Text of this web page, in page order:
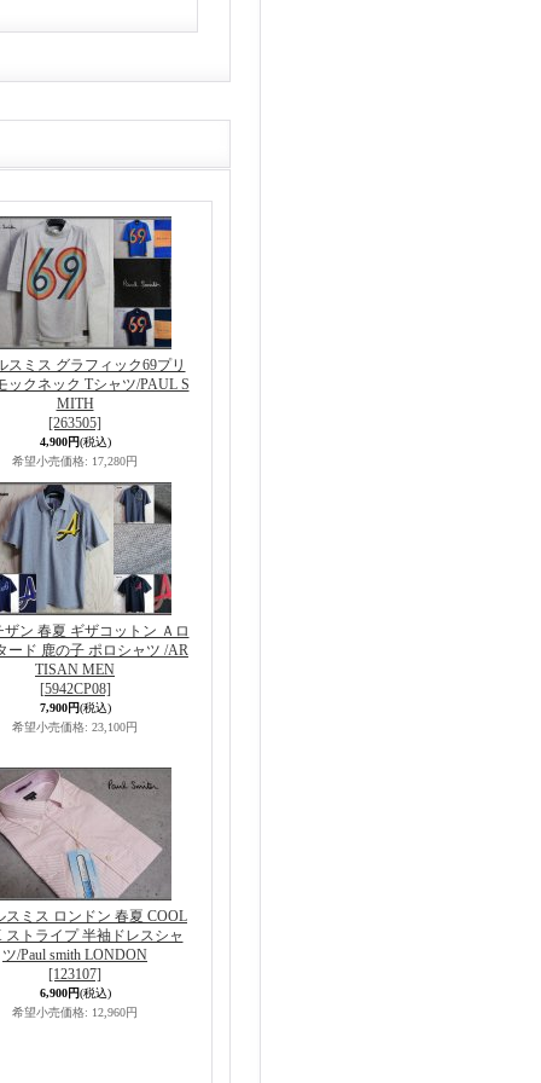
スミス グラフィック69プリ
ックネック Tシャツ/PAUL S
MITH
[263505]
4,900円(税込)
希望小売価格: 17,280円
ザン 春夏 ギザコットン Ａロ
ード 鹿の子 ポロシャツ /AR
TISAN MEN
[5942CP08]
7,900円(税込)
希望小売価格: 23,100円
スミス ロンドン 春夏 COOL
トライプ 半袖ドレスシャ
ツ/Paul smith LONDON
[123107]
6,900円(税込)
希望小売価格: 12,960円